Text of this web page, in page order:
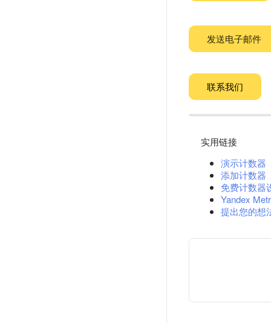
发送电子邮件
联系我们
实用链接
演示计数器
添加计数器
免费计数器
Yandex
提出您的想